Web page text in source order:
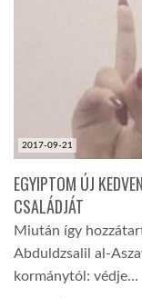
A VILÁG ITTHON
GLOBOTV BP
2017-09-21
EGYIPTOM ÚJ
CSALÁDJÁT
Miután így
Abduldzsalil al-
kormánytól: védje…